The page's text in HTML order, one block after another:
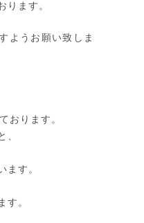
ります。
ようお願い致しま
おります。
、
ます。
す。